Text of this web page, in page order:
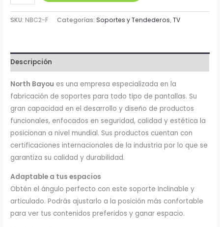
Fijo
para
"a
47"
cantidad
SKU: NBC2-F Categorías:Soportes y Tendederos,TV
Descripción
North Bayou es una empresa especializada en la
fabricación de soportes para todo tipo de pantallas. Su
gran capacidad en el desarrollo y diseño de productos
funcionales, enfocados en seguridad, calidad y estética la
posicionan a nivel mundial. Sus productos cuentan con
certificaciones internacionales de la industria por lo que se
garantiza su calidad y durabilidad.
Adaptable a tus espacios
Obtén el ángulo perfecto con este soporte Inclinable y
articulado. Podrás ajustarlo a la posición más confortable
para ver tus contenidos preferidos y ganar espacio.